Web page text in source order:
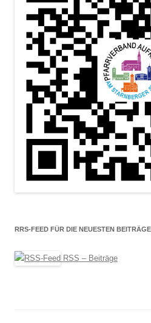
RRS-FEED FÜR DIE NEUESTEN
RSS – Beiträge